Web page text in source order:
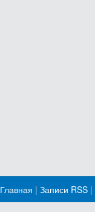
Главная | Записи RSS |